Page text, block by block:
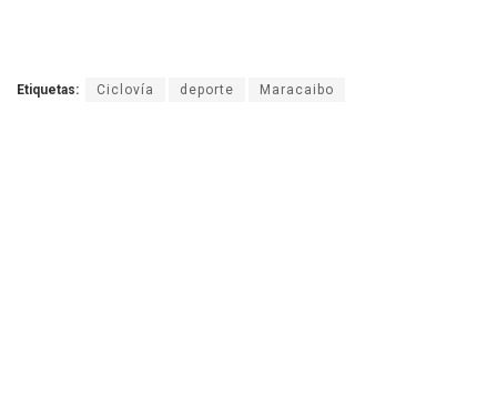
Etiquetas: Ciclovía deporte Maracaibo